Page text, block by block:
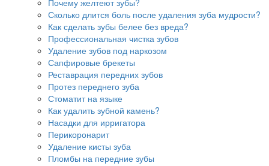
Почему желтеют зубы?
Сколько длится боль после удаления зуба мудрости?
Как сделать зубы белее без вреда?
Профессиональная чистка зубов
Удаление зубов под наркозом
Сапфировые брекеты
Реставрация передних зубов
Протез переднего зуба
Стоматит на языке
Как удалить зубной камень?
Насадки для ирригатора
Перикоронарит
Удаление кисты зуба
Пломбы на передние зубы